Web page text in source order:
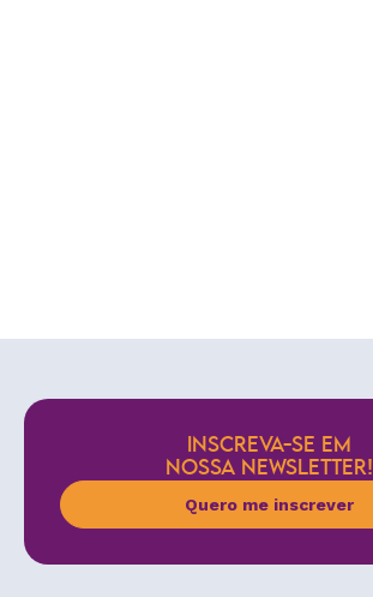
INSCREVA-SE EM
NOSSA NEWSLETTER!
Quero me inscrever